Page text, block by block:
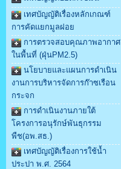
เทศบัญญัติเรื่องหลักเกณฑ์
การคัดแยกมูลฝอย
การตรวจสอบคุณภาพอากาศ
ในพื้นที่ (ฝุ่นPM2.5)
นโยบายและแผนการดำเนิน
งานการบริหารจัดการก๊าซเรือน
กระจก
การดำเนินงานภายใต้
โครงการอนุรักษ์พันธุกรรม
พืช(อพ.สธ.)
เทศบัญญัติเรื่องการใช้น้ำ
ประปา พ.ศ. 2564